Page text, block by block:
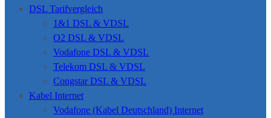
DSL Tarifvergleich
1&1 DSL & VDSL
O2 DSL & VDSL
Vodafone DSL & VDSL
Telekom DSL & VDSL
Congstar DSL & VDSL
Kabel Internet
Vodafone (Kabel Deutschland) Internet